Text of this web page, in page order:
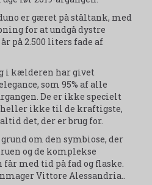
er gæret på ståltank, med
for at undgå dystre
på 2.500 liters fade af
i kælderen har givet
som 95% af alle
De er ikke specielt
heller ikke til de kraftigste,
det, der er brug for.
om den symbiose, der
og de komplekse
med tid på fad og flaske.
Vittore Alessandria..